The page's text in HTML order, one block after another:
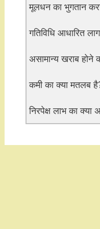
मूलधन का भुगतान
गतिविधि आधारित
असामान्य खराब होने
कमी का क्या मतलब
निरपेक्ष लाभ का क्या